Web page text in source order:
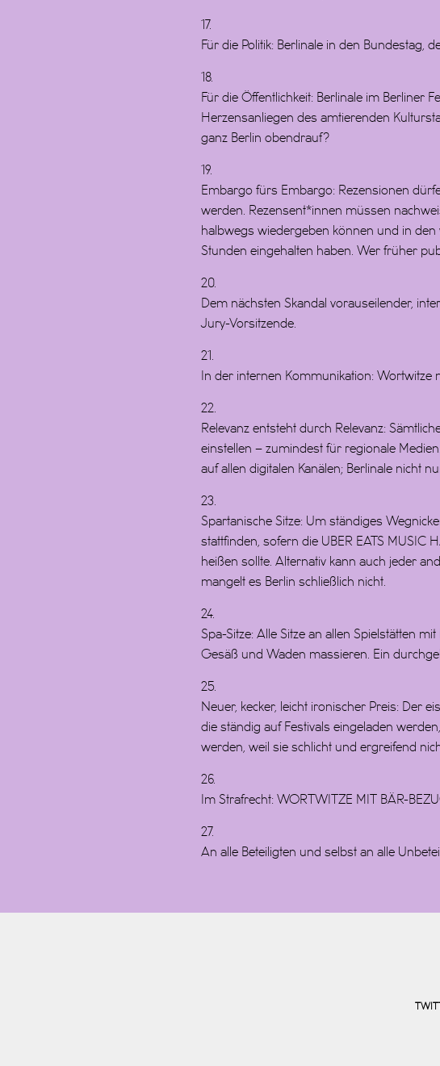
17.
Für die Politik: Berlinale in den Bundestag,
18.
Für die Öffentlichkeit: Berlinale im Berliner
Herzensanliegen des amtierenden
ganz Berlin obendrauf?
19.
Embargo fürs Embargo: Rezensionen
werden. Rezensent*innen müssen
halbwegs wiedergeben können und in
Stunden eingehalten haben. Wer früher
20.
Dem nächsten Skandal vorauseilender,
Jury-Vorsitzende.
21.
In der internen Kommunikation: Wortwitze
22.
Relevanz entsteht durch Relevanz:
einstellen – zumindest für regionale
auf allen digitalen Kanälen; Berlinale nicht
23.
Spartanische Sitze: Um ständiges
stattfinden, sofern die UBER EATS MUSIC
heißen sollte. Alternativ kann auch jeder
mangelt es Berlin schließlich nicht.
24.
Spa-Sitze: Alle Sitze an allen Spielstätten
Gesäß und Waden massieren. Ein
25.
Neuer, kecker, leicht ironischer Preis: Der
die ständig auf Festivals eingeladen
werden, weil sie schlicht und ergreifend
26.
Im Strafrecht: WORTWITZE MIT BÄR-
27.
An alle Beteiligten und selbst an alle